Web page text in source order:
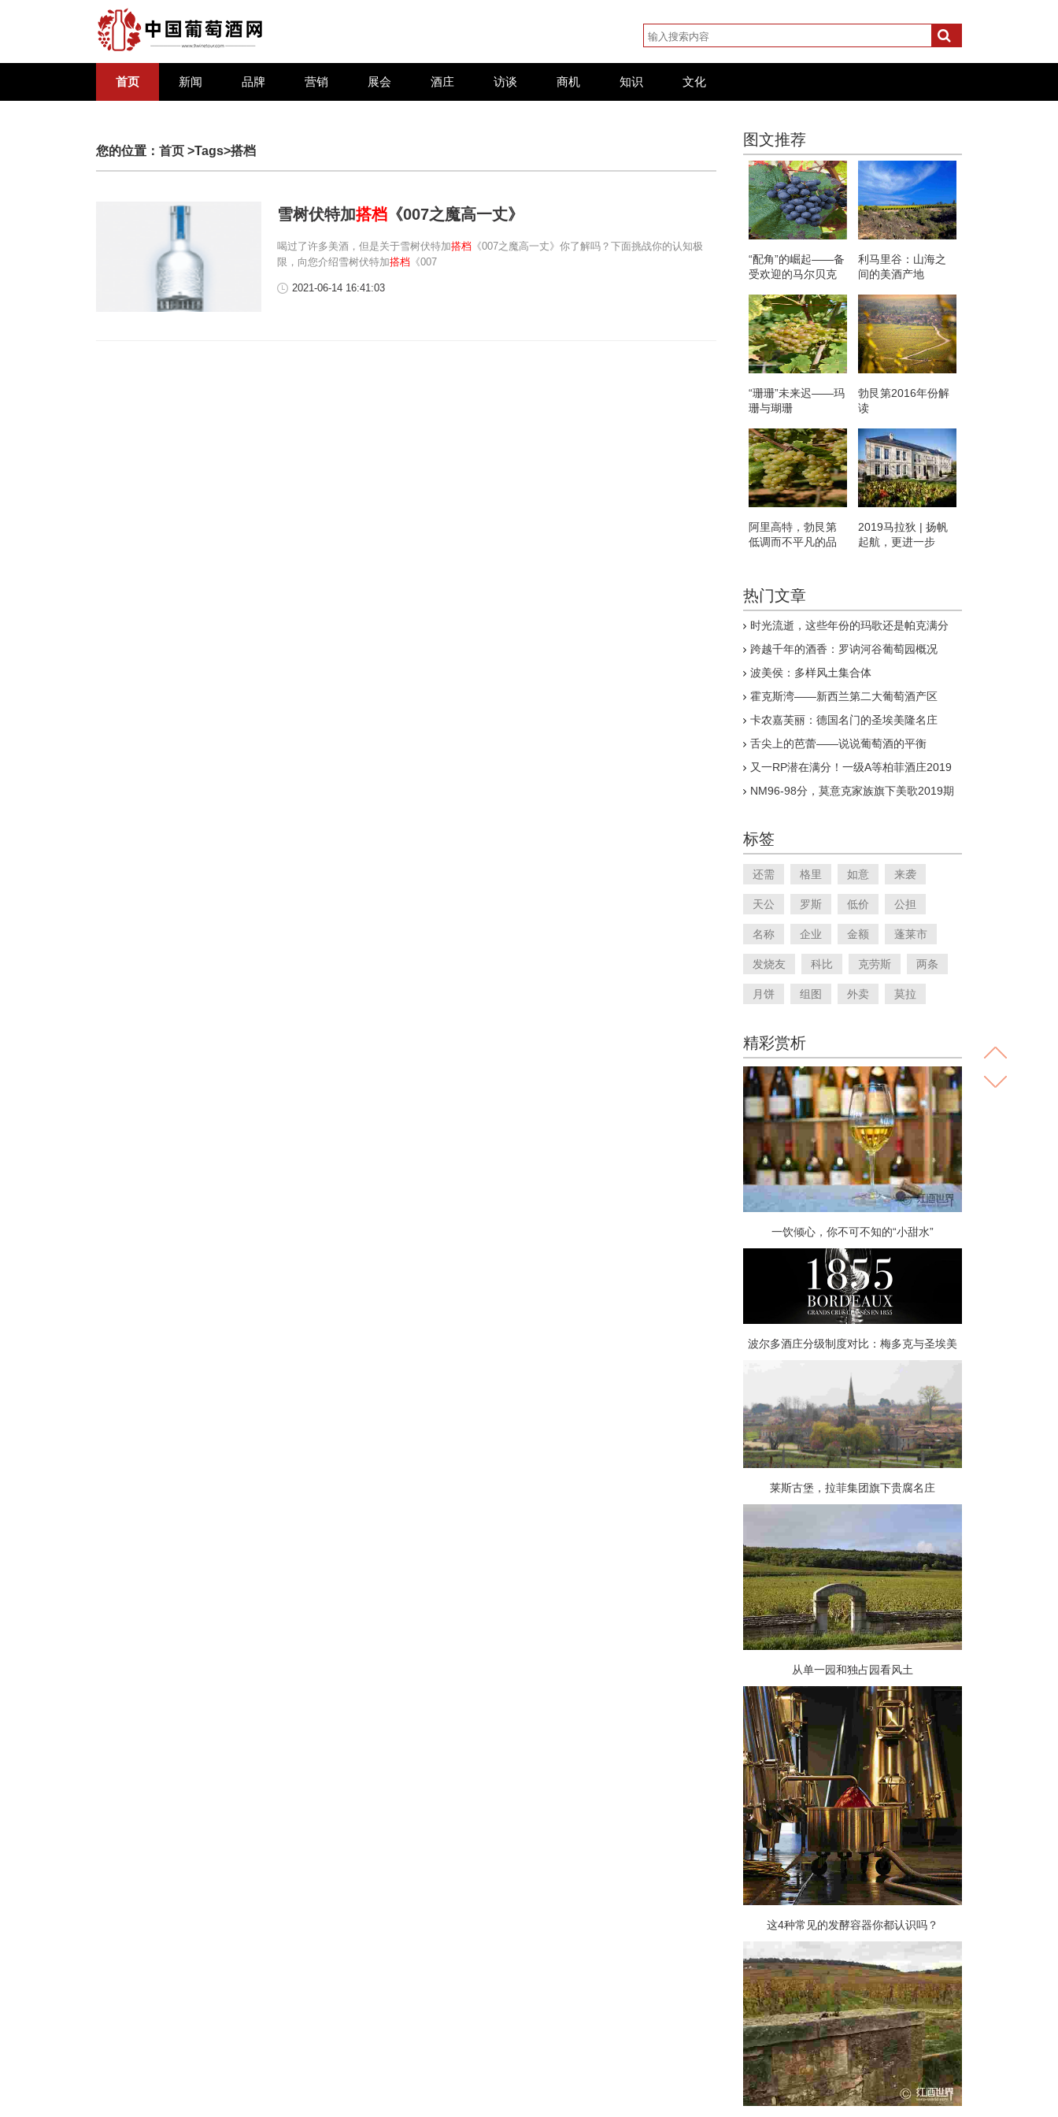
首页 新闻 品牌 营销 展会 酒庄 访谈 商机 知识 文化
您的位置： 首页 >Tags>搭档
雪树伏特加搭档 《007之魔高一丈》
喝过了许多美酒，但是关于雪树伏特加搭档 《007之魔高一丈》你了解吗？下面挑战你的认知极
限，向您介绍雪树伏特加搭档 《007
2021-06-14 16:41:03
图文推荐
“配角”的崛起——备
受欢迎的马尔贝克
利马里谷：山海之
间的美酒产地
“珊珊”未来迟——玛
珊与瑚珊
勃艮第2016年份解
读
阿里高特，勃艮第
低调而不平凡的品
2019马拉狄 | 扬帆
起航，更进一步
热门文章
时光流逝，这些年份的玛歌还是帕克满分
跨越千年的酒香：罗讷河谷葡萄园概况
波美侯：多样风土集合体
霍克斯湾——新西兰第二大葡萄酒产区
卡农嘉芙丽：德国名门的圣埃美隆名庄
舌尖上的芭蕾——说说葡萄酒的平衡
又一RP潜在满分！一级A等柏菲酒庄2019
NM96-98分，莫意克家族旗下美歌2019期
标签
还需 格里 如意 来袭
天公 罗斯 低价 公担
名称 企业 金额 蓬莱市
发烧友 科比 克劳斯 两条
月饼 组图 外卖 莫拉
精彩赏析
一饮倾心，你不可不知的“小甜水”
波尔多酒庄分级制度对比：梅多克与圣埃美
莱斯古堡，拉菲集团旗下贵腐名庄
从单一园和独占园看风土
这4种常见的发酵容器你都认识吗？